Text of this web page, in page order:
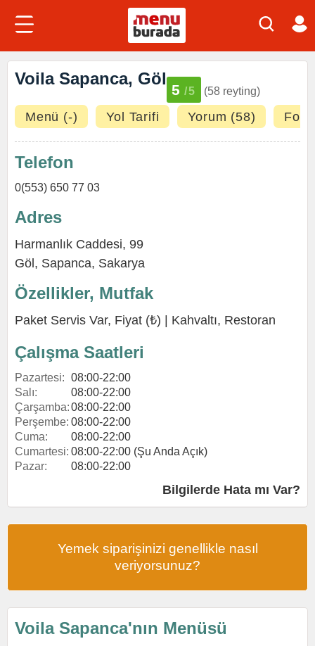
Voila Sapanca, Göl
5 /5 (58 reyting)
Menü (-) Yol Tarifi Yorum (58)
Telefon
0(553) 650 77 03
Adres
Harmanlık Caddesi, 99
Göl , Sapanca, Sakarya
Özellikler, Mutfak
Paket Servis Var, Fiyat (₺) | Kahvaltı, Restoran
Çalışma Saatleri
Pazartesi: 08:00-22:00
Salı:
08:00-22:00
Çarşamba:08:00-22:00
Perşembe: 08:00-22:00
Cuma:
08:00-22:00
Cumartesi: 08:00-22:00 (Şu Anda Açık)
Pazar:
08:00-22:00
Bilgilerde Hata mı Var?
Yemek siparişinizi genellikle nasıl
veriyorsunuz?
Voila Sapanca'nın Menüsü